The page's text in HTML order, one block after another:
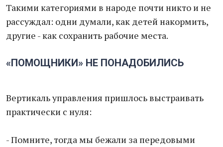
Такими категориями в народе почти никто и не
рассуждал: одни думали, как детей накормить,
другие - как сохранить рабочие места.
«ПОМОЩНИКИ» НЕ ПОНАДОБИЛИСЬ
Вертикаль управления пришлось выстраивать
практически с нуля:
- Помните, тогда мы бежали за передовыми